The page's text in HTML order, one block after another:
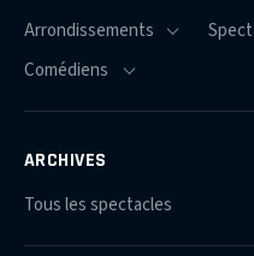
ARCHIVES
Tous les spectacles